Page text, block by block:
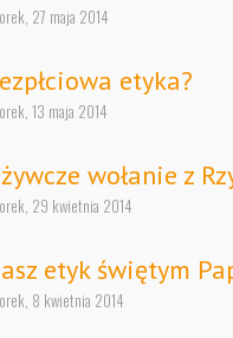
27 maja 2014
etyka?
13 maja 2014
wołanie z
29 kwietnia 2014
etyk świętym
8 kwietnia 2014